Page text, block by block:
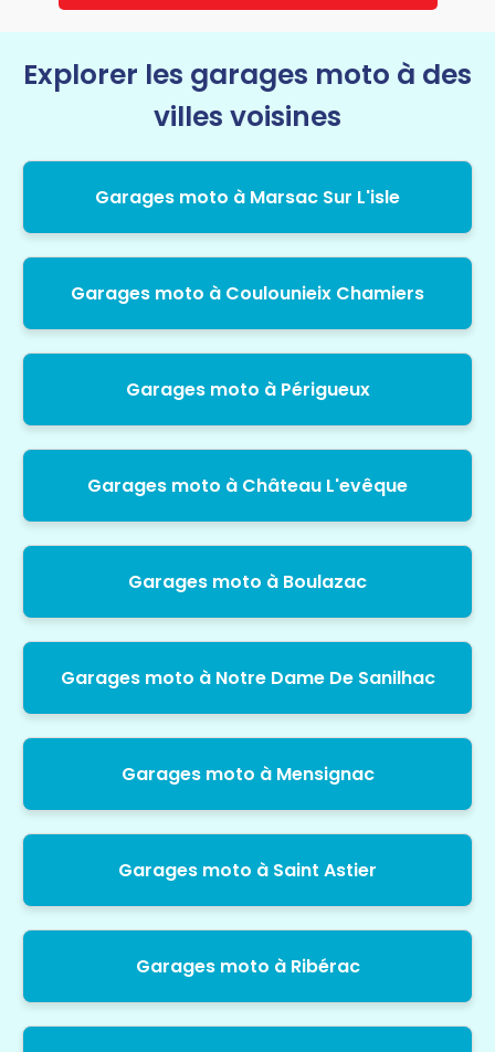
Explorer les garages moto à des
villes voisines
Garages moto à Marsac Sur L'isle
Garages moto à Coulounieix Chamiers
Garages moto à Périgueux
Garages moto à Château L'evêque
Garages moto à Boulazac
Garages moto à Notre Dame De Sanilhac
Garages moto à Mensignac
Garages moto à Saint Astier
Garages moto à Ribérac